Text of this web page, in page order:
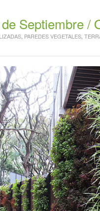
Septiembre /
PAREDES VEGETALES